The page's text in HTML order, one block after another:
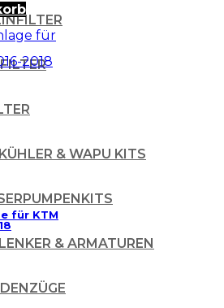
KÜHLER & WAPU KITS
LENKER & ARMATUREN
für KTM